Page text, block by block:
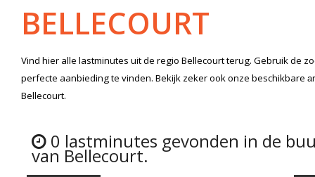
BELLECOURT
Vind hier alle lastminutes uit de regio Bellecourtterug. Gebruik de
perfecte aanbieding te vinden. Bekijk zeker ook onze beschikbare
Bellecourt.
0 lastminutes gevonden in de
van Bellecourt.